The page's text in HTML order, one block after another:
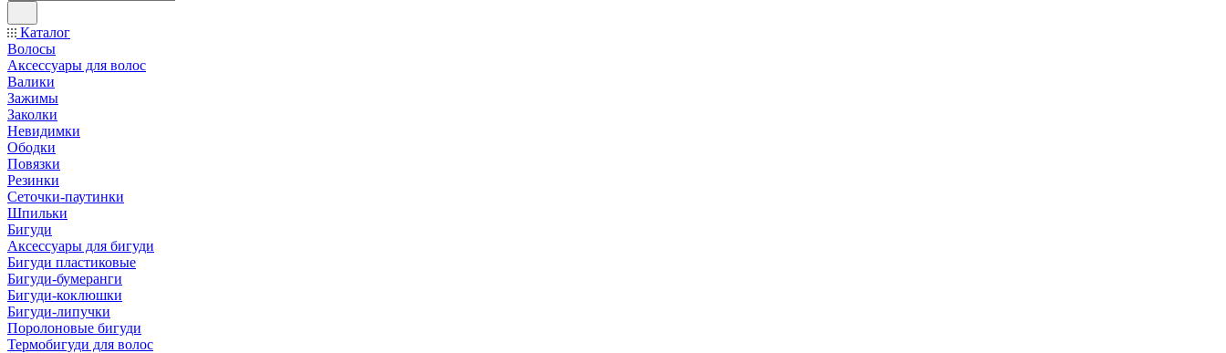
Каталог
Волосы
Аксессуары для волос
Валики
Зажимы
Заколки
Невидимки
Ободки
Повязки
Резинки
Сеточки-паутинки
Шпильки
Бигуди
Аксессуары для бигуди
Бигуди пластиковые
Бигуди-бумеранги
Бигуди-коклюшки
Бигуди-липучки
Поролоновые бигуди
Термобигуди для волос